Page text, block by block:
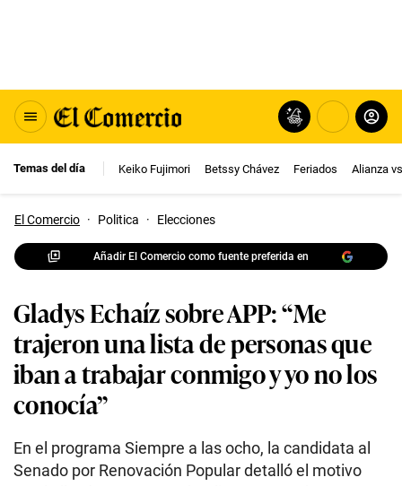
Temas del día Keiko Fujimori Betssy Chávez Feriados Alianza
El Comercio · Politica · Elecciones
Añadir El Comercio como fuente preferida en
Gladys Echaíz sobre APP: “Me
trajeron una lista de personas que
iban a trabajar conmigo y yo no los
conocía”
En el programa Siempre a las ocho, la candidata al
Senado por Renovación Popular detalló el motivo